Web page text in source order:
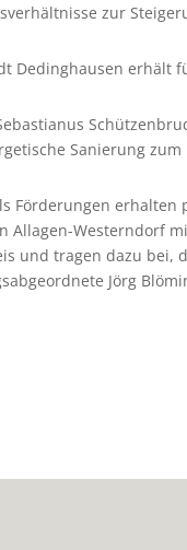
zur
Dedinghausen erhält
Sanierung
Förderungen erhalten
Allagen-Westerndorf
und tragen dazu bei,
Jörg